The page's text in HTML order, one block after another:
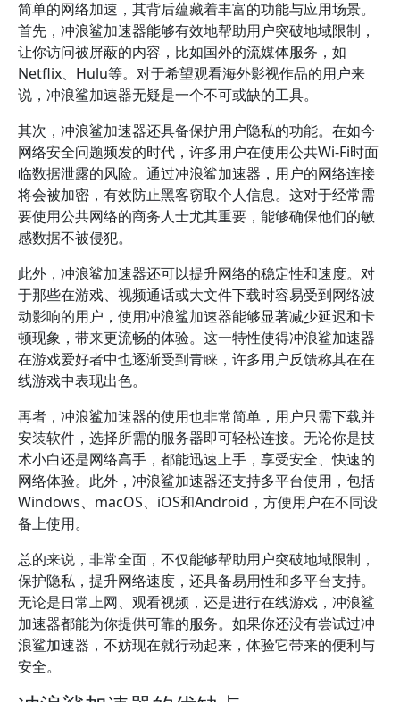
简单的网络加速，其背后蕴藏着丰富的功能与应用场景。
首先，冲浪鲨加速器能够有效地帮助用户突破地域限制，
让你访问被屏蔽的内容，比如国外的流媒体服务，如
Netflix、Hulu等。对于希望观看海外影视作品的用户来
说，冲浪鲨加速器无疑是一个不可或缺的工具。
其次，冲浪鲨加速器还具备保护用户隐私的功能。在如今
网络安全问题频发的时代，许多用户在使用公共Wi-Fi时面
临数据泄露的风险。通过冲浪鲨加速器，用户的网络连接
将会被加密，有效防止黑客窃取个人信息。这对于经常需
要使用公共网络的商务人士尤其重要，能够确保他们的敏
感数据不被侵犯。
此外，冲浪鲨加速器还可以提升网络的稳定性和速度。对
于那些在游戏、视频通话或大文件下载时容易受到网络波
动影响的用户，使用冲浪鲨加速器能够显著减少延迟和卡
顿现象，带来更流畅的体验。这一特性使得冲浪鲨加速器
在游戏爱好者中也逐渐受到青睐，许多用户反馈称其在在
线游戏中表现出色。
再者，冲浪鲨加速器的使用也非常简单，用户只需下载并
安装软件，选择所需的服务器即可轻松连接。无论你是技
术小白还是网络高手，都能迅速上手，享受安全、快速的
网络体验。此外，冲浪鲨加速器还支持多平台使用，包括
Windows、macOS、iOS和Android，方便用户在不同设
备上使用。
总的来说，非常全面，不仅能够帮助用户突破地域限制，
保护隐私，提升网络速度，还具备易用性和多平台支持。
无论是日常上网、观看视频，还是进行在线游戏，冲浪鲨
加速器都能为你提供可靠的服务。如果你还没有尝试过冲
浪鲨加速器，不妨现在就行动起来，体验它带来的便利与
安全。